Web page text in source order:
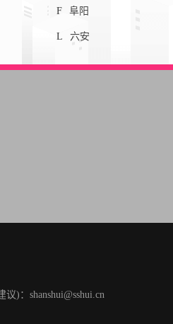
)：shanshui@sshui.cn
F 阜阳
L 六安